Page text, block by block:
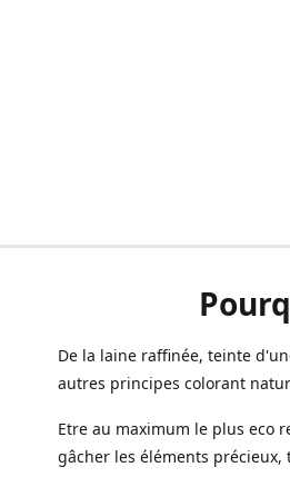
De la laine raffinée, teinte
autres principes colorant
Etre au maximum le plus eco
gâcher les éléments